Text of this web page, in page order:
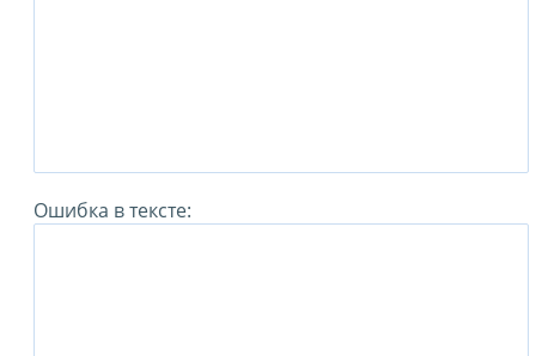
Ошибка в тексте: